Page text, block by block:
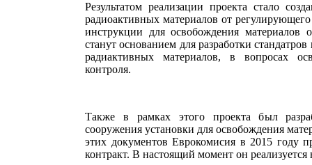
Результатом реализации проекта стало
радиоактивных материалов от
инструкции для освобождения материалов
станут основанием для разработки
радиактивных материалов, в вопросах
контроля.
Также в рамках этого проекта был
сооружения установки для освобождения
этих документов Еврокомисия в 2015 году
контракт. В настоящий момент он